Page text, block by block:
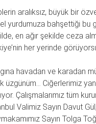
aralıksız, büyük bir
yurdumuza bahşettiği bu
en ağır şekilde ceza
her yerinde
havadan ve karadan
üzgünüm… Ciğerlerimiz
Çalışmalarımız tüm
Valimiz Sayın Davut
Sayın Tolga